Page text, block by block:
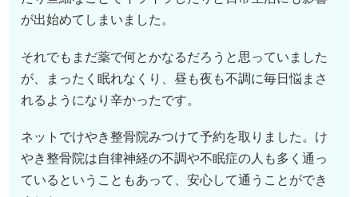
が出始めてしまいました。
それでもまだ薬で何とかなるだろうと思っていました
が、まったく眠れなくり、昼も夜も不調に毎日悩まさ
れるようになり辛かったです。
ネットでけやき整骨院みつけて予約を取りました。け
やき整骨院は自律神経の不調や不眠症の人も多く通っ
ているということもあって、安心して通うことができ